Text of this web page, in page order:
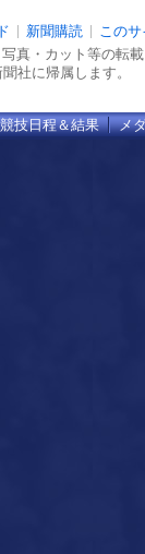
新聞購読
この
真・カット等の転
社に帰属します。
競技日程＆結果 メ